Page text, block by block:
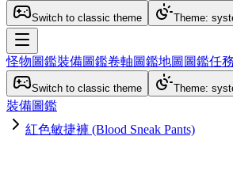
Switch to classic theme Theme:
怪物圖鑑裝備圖鑑卷軸圖鑑地圖圖鑑任
Switch to classic theme Theme:
裝備圖鑑
紅色敏捷褲 (Blood Sneak Pants)